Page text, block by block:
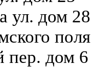
ул. дом 28
пер. дом 6